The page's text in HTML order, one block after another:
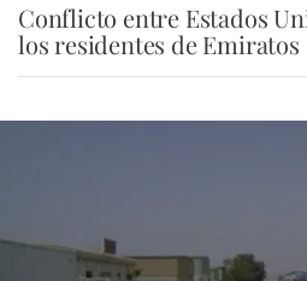
Conflicto entre Estados
los residentes de Emiratos